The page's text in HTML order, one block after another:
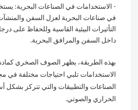
الاستخدامات في الصناعات البحرية:
في صناعات البحرية لعزل السفن
التأثيرات البيئية القاسية وللحفاظ على
داخل السفن والمرافق البحرية.
بهذه الطريقة، يظهر الصوف الصخري
الاستخدامات تلبي احتياجات مختلفة
الصناعات والتطبيقات والتي تتركز
الحراري والصوتي.